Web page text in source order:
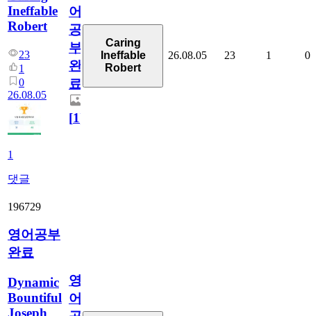
Ineffable
Robert
23
1
0
26.08.05
1
댓글
어
공
부
완
료
[1]
Caring
Ineffable
Robert
26.08.05 23 1 0
196729
영어공부
완료
Dynamic
Bountiful
Joseph
영
어